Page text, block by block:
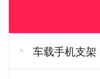
车载手机支架